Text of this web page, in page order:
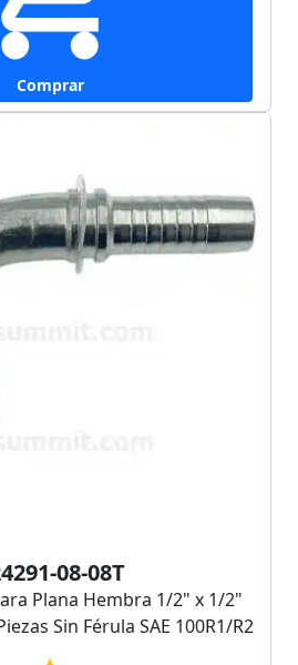
Comprar
08-08T
Plana Hembra 1/2" x 1/2"
Sin Férula SAE 100R1/R2